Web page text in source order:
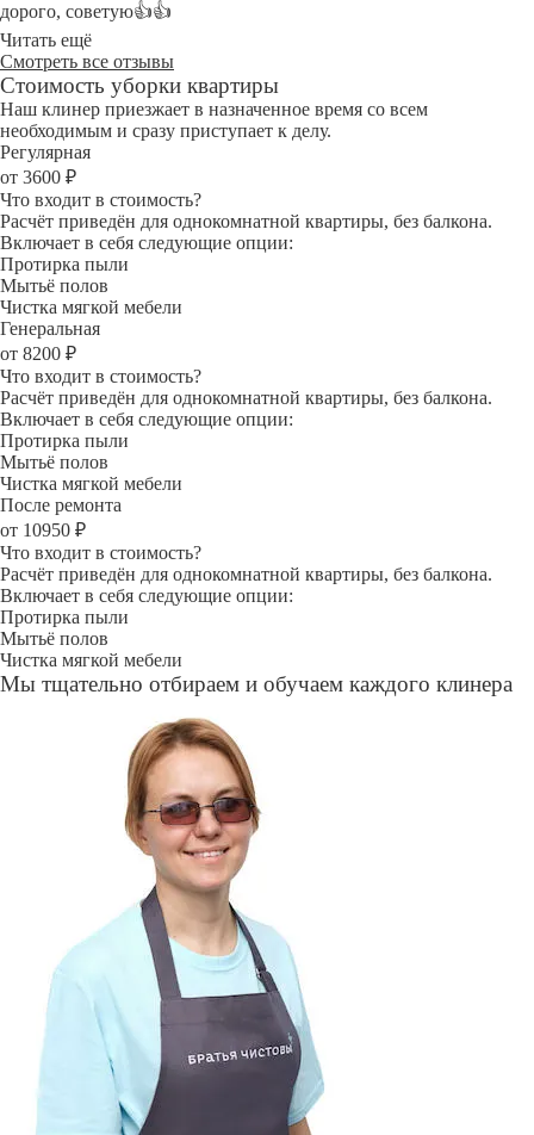
дорого, советую👍👍
Читать ещё
Смотреть все отзывы
Стоимость уборки квартиры
Наш клинер приезжает в назначенное время со всем
необходимым и сразу приступает к делу.
Регулярная
от 3600 ₽
Что входит в стоимость?
Расчёт приведён для однокомнатной квартиры, без балкона.
Включает в себя следующие опции:
Протирка пыли
Мытьё полов
Чистка мягкой мебели
Генеральная
от 8200 ₽
Что входит в стоимость?
Расчёт приведён для однокомнатной квартиры, без балкона.
Включает в себя следующие опции:
Протирка пыли
Мытьё полов
Чистка мягкой мебели
После ремонта
от 10950 ₽
Что входит в стоимость?
Расчёт приведён для однокомнатной квартиры, без балкона.
Включает в себя следующие опции:
Протирка пыли
Мытьё полов
Чистка мягкой мебели
Мы тщательно отбираем и обучаем каждого клинера